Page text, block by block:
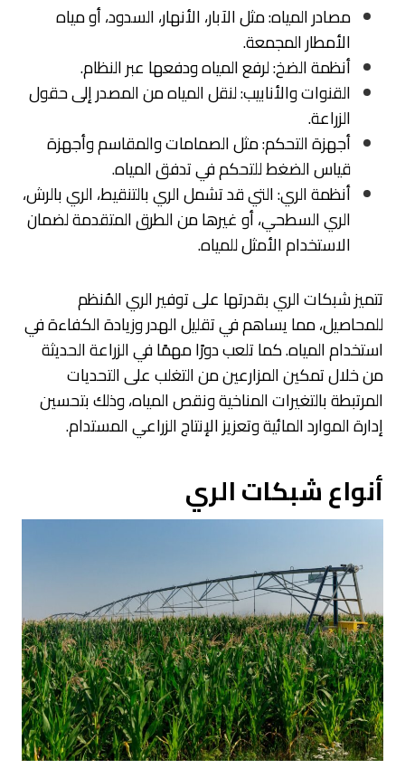
مصادر المياه: مثل الآبار، الأنهار، السدود، أو مياه
الأمطار المجمعة.
أنظمة الضخ: لرفع المياه ودفعها عبر النظام.
القنوات والأنابيب: لنقل المياه من المصدر إلى حقول
الزراعة.
أجهزة التحكم: مثل الصمامات والمقاسم وأجهزة
قياس الضغط للتحكم في تدفق المياه.
أنظمة الري: التي قد تشمل الري بالتنقيط، الري بالرش،
الري السطحي، أو غيرها من الطرق المتقدمة لضمان
الاستخدام الأمثل للمياه.
تتميز شبكات الري بقدرتها على توفير الري المُنظم
للمحاصيل، مما يساهم في تقليل الهدر وزيادة الكفاءة في
استخدام المياه. كما تلعب دورًا مهمًا في الزراعة الحديثة
من خلال تمكين المزارعين من التغلب على التحديات
المرتبطة بالتغيرات المناخية ونقص المياه، وذلك بتحسين
إدارة الموارد المائية وتعزيز الإنتاج الزراعي المستدام.
أنواع شبكات الري